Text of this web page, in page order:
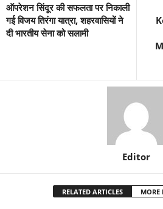
ऑपरेशन सिंदूर की सफलता पर निकाली
गई विजय तिरंगा यात्रा, शहरवासियों ने
दी भारतीय सेना को सलामी
Editor
RELATED ARTICLES MORE